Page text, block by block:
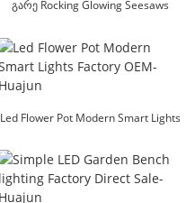
გარე Rocking Glowing Seesaws
Led Flower Pot Modern Smart Lights